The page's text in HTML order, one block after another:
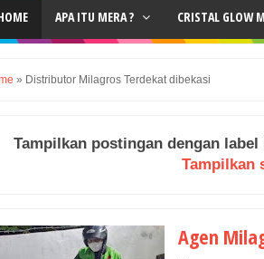
APA ITU MERA ? CRISTAL GLOW
» Distributor Milagros Terdekat dibekasi
Tampilkan postingan dengan label
Tampilkan
Agen